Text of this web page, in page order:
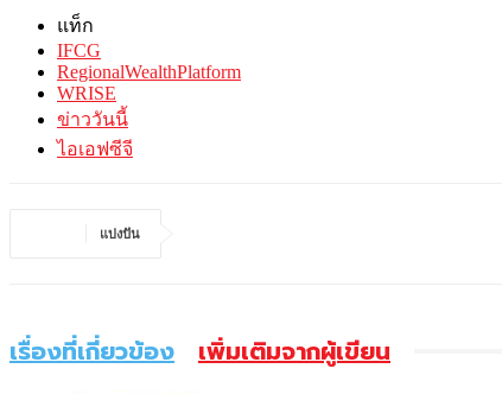
แท็ก
IFCG
RegionalWealthPlatform
WRISE
ข่าววันนี้
ไอเอฟซีจี
แบ่งปัน
เรื่องที่เกี่ยวข้อง เพิ่มเติมจากผู้เขียน